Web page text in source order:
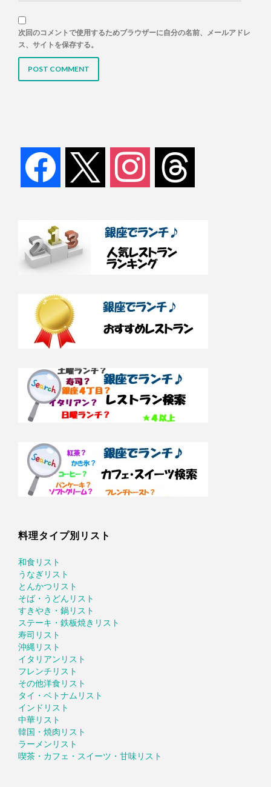
次回のコメントで使用するためブラウザーに自分の名前、メールアドレ
ス、サイトを保存する。
facebook instagram threads
料理タイプ別リスト
和食リスト
うなぎリスト
とんかつリスト
そば・うどんリスト
すきやき・鍋リスト
ステーキ・鉄板焼きリスト
寿司リスト
沖縄リスト
イタリアンリスト
フレンチリスト
その他洋食リスト
タイ・ベトナムリスト
インドリスト
中華リスト
韓国・焼肉リスト
ラーメンリスト
喫茶・カフェ・スイーツ・甘味リスト